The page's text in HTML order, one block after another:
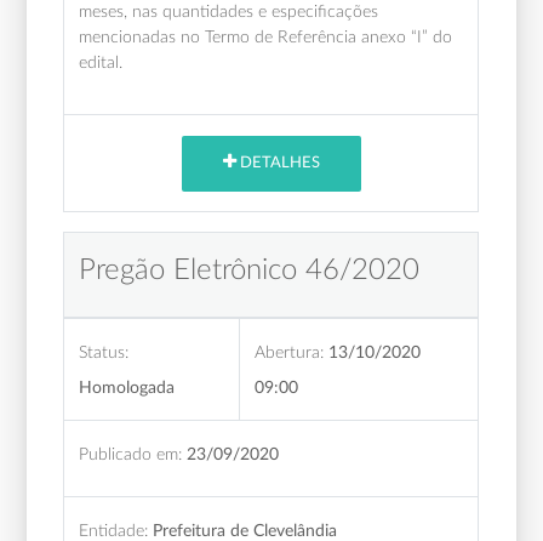
meses, nas quantidades e especificações
mencionadas no Termo de Referência anexo “I” do
edital.
DETALHES
Pregão Eletrônico 46/2020
Status:
Homologada
Abertura: 13/10/2020
09:00
Publicado em: 23/09/2020
Entidade: Prefeitura de Clevelândia